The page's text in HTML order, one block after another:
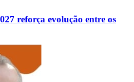
reforça evolução entre os